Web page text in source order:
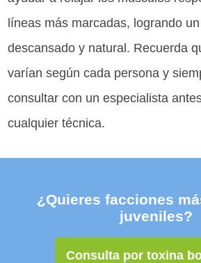
líneas más marcadas, logrando
descansado y natural. Recuerda
varían según cada persona y
consultar con un especialista
cualquier técnica.
¿Quieres facciones
juveniles?
Consulta por toxina